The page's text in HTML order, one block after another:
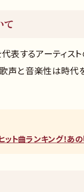
するアーティスト
声と音楽性は時
ト曲ランキング！あ